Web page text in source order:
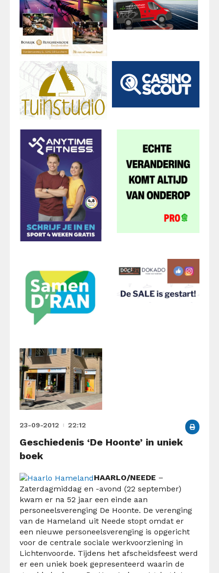
23-09-2012 22:12
Geschiedenis ‘De Hoonte’ in uniek
boek
HAARLO/NEEDE –
Zaterdagmiddag en -avond (22 september)
kwam er na 52 jaar een einde aan
personeelsverenging De Hoonte. De verenging
van de Hameland uit Neede stopt omdat er
een nieuwe personeelsverenging is opgericht
voor de centrale sociale werkvoorziening in
Lichtenvoorde. Tijdens het afscheidsfeest werd
er een uniek boek gepresenteerd waarin de